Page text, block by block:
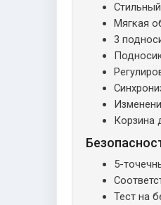
Мягкая
3
Корзина
5-
Тест на